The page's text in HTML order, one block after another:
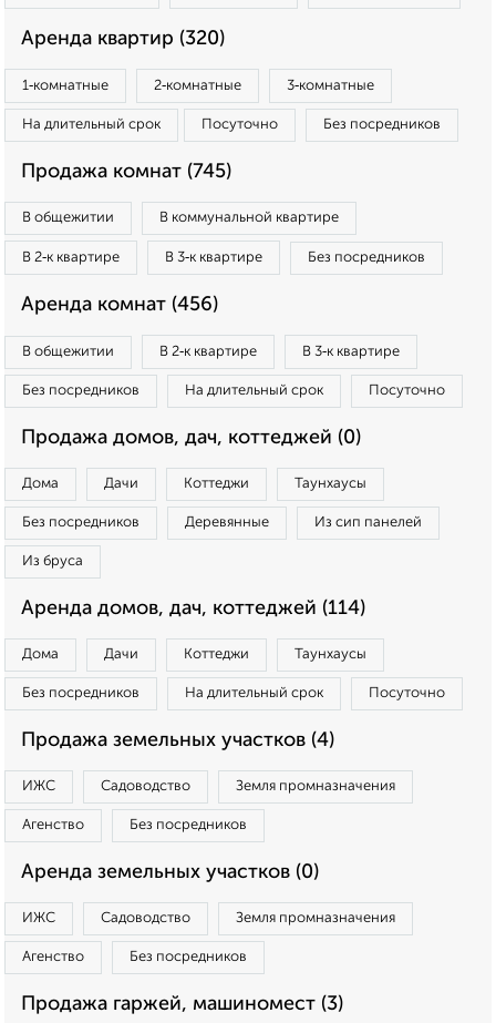
Аренда квартир (320)
1‑комнатные 2‑комнатные 3‑комнатные
На длительный срок Посуточно Без посредников
Продажа комнат (745)
В общежитии В коммунальной квартире
В 2‑к квартире В 3‑к квартире Без посредников
Аренда комнат (456)
В общежитии В 2‑к квартире В 3‑к квартире
Без посредников На длительный срок Посуточно
Продажа домов, дач, коттеджей (0)
Дома Дачи Коттеджи Таунхаусы
Без посредников Деревянные Из сип панелей
Из бруса
Аренда домов, дач, коттеджей (114)
Дома Дачи Коттеджи Таунхаусы
Без посредников На длительный срок Посуточно
Продажа земельных участков (4)
ИЖС Садоводство Земля промназначения
Агенство Без посредников
Аренда земельных участков (0)
ИЖС Садоводство Земля промназначения
Агенство Без посредников
Продажа гаржей, машиномест (3)